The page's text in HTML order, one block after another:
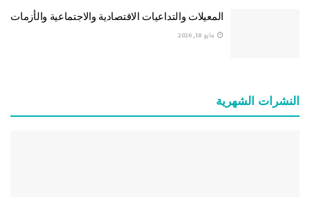
المعيلات والتداعيات الاقتصادية والاجتماعية والأزمات
مايو 18, 2026
النشرات الشهریة